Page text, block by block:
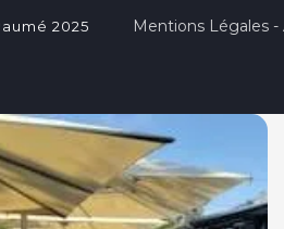
2025 Mentions Légales -